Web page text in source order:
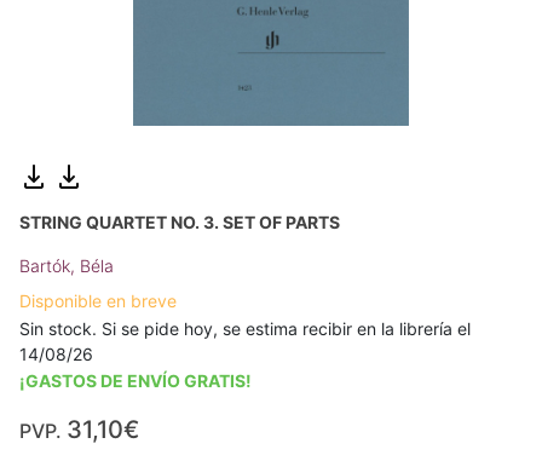
STRING QUARTET NO. 3. SET OF PARTS
Bartók, Béla
Disponible en breve
Sin stock. Si se pide hoy, se estima recibir en la librería el
14/08/26
¡GASTOS DE ENVÍO GRATIS!
PVP. 31,10€